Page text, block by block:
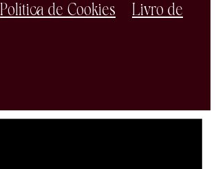
Política de Cookies
Livro de